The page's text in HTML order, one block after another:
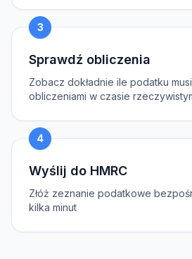
3
Sprawdź obliczenia
Zobacz dokładnie ile podatku
obliczeniami w czasie
4
Wyślij do HMRC
Złóż zeznanie podatkowe
kilka minut